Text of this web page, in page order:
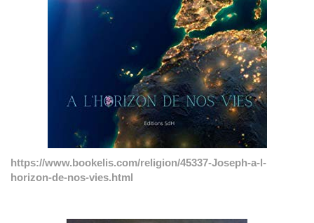
https://www.bookelis.com/religion/45337-Joseph-a-l-
horizon-de-nos-vies.html